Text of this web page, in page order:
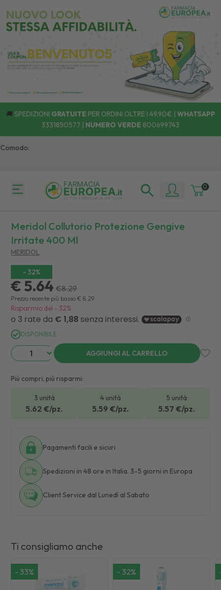
🚚 SPEDIZIONI GRATUITE PER ORDINI OLTRE I 49,90€ | WHATSAPP
3331850577 | NUMERO VERDE 800699743
0
Meridol Collutorio Protezione Gengive
Irritate 400 Ml
MERIDOL
- 32%
€ 5.64 €8.29
Prezzo recente più basso € 8.29
Risparmio del - 32%
DISPONIBILE
AGGIUNGI AL CARRELLO
Più compri, più risparmi:
3 unità
5.62 €/pz.
4 unità
5.59 €/pz.
5 unità
5.57 €/pz.
Pagamenti facili e sicuri
Spedizioni in 48 ore in Italia. 3-5 giorni in Europa
Client Service dal Lunedì al Sabato
Ti consigliamo anche
- 33% - 32%